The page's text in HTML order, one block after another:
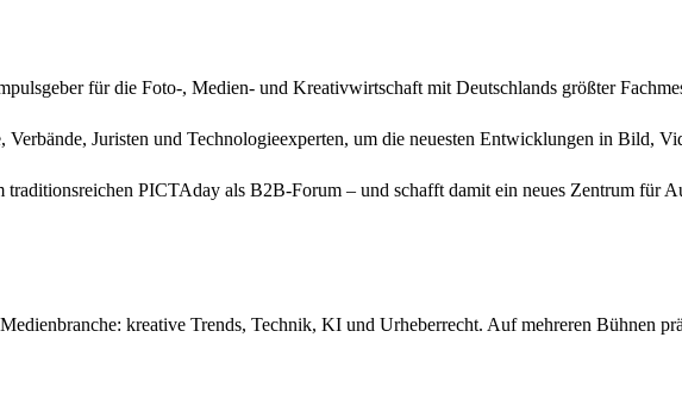
für die Foto-, Medien- und Kreativwirtschaft mit Deutschlands größter
Juristen und Technologieexperten, um die neuesten Entwicklungen in Bild,
PICTAday als B2B-Forum – und schafft damit ein neues Zentrum für
kreative Trends, Technik, KI und Urheberrecht. Auf mehreren Bühnen
und Zukunftsimpulse. Workshops und Masterclasses ermöglichen tiefere